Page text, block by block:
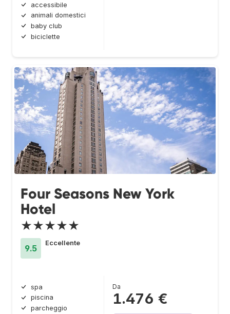
accessibile
animali domestici
baby club
biciclette
Four Seasons New York
Hotel
★★★★★
9.5
Eccellente
spa
piscina
parcheggio
Da
1.476 €